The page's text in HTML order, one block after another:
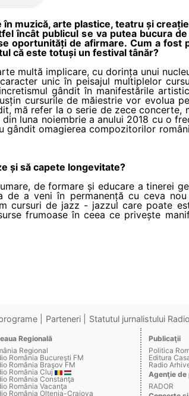
muzică, arte plastice, teatru și
încât publicul se va putea bucura
oportunități de afirmare. Cum a fost
că este totuși un festival tânăr?
multă implicare, cu dorința unui
unic în peisajul multiplelor
gândit în manifestările
cursurile de măiestrie vor evolua
mă refer la o serie de zece concerte,
luna noiembrie a anului 2018 cu o
gândit omagierea compozitorilor
și să capete longevitate?
de formare și educare a tinerei
de a veni în permanență cu ceva
cursuri de jazz - jazzul care poate
frumoase în ceea ce privește
Parteneri Statutul jurnalistului
Regională
Regional
România Bucureşti FM
România Braşov FM
România Cluj
România Constanţa
România Vacanţa
România Oltenia-Craiova
Publicaţii
Politica
Editura
Radio
Agenţie de
RADOR